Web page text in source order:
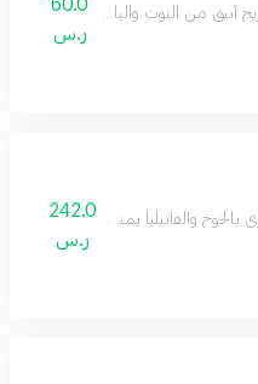
أنيق من التوت والياسمين والفانيليا
60.0
ر.س
بالخوخ والفانيليا يمنح إحساساً منعشاً
242.0
ر.س